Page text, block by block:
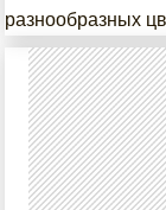
разнообразных